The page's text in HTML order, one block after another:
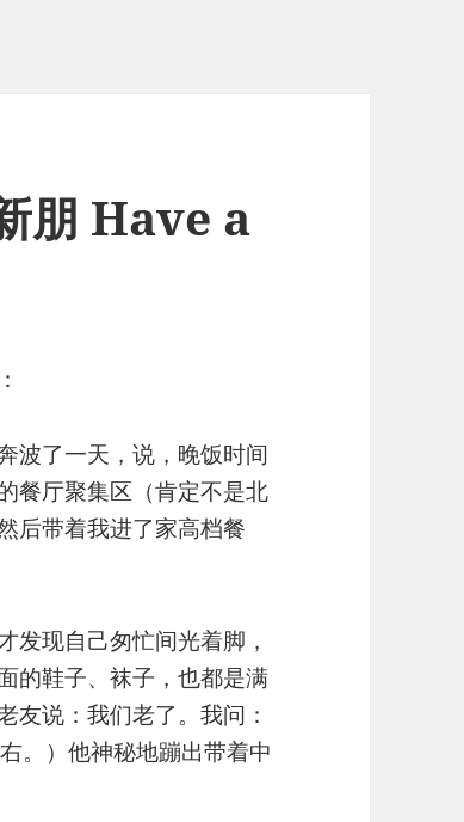
朋 Have a
波了一天，说，晚饭时间
餐厅聚集区（肯定不是北
后带着我进了家高档餐
发现自己匆忙间光着脚，
的鞋子、袜子，也都是满
友说：我们老了。我问：
。）他神秘地蹦出带着中